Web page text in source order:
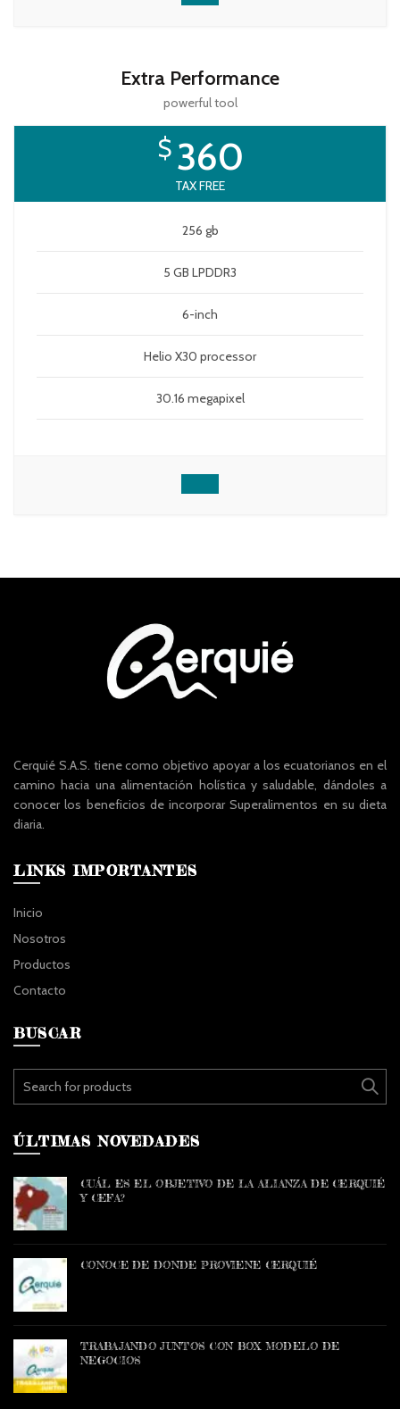
Extra Performance
powerful tool
$ 360
TAX FREE
256 gb
5 GB LPDDR3
6-inch
Helio X30 processor
30.16 megapixel
Cerquié S.A.S. tiene como objetivo apoyar a los ecuatorianos en el
camino hacia una alimentación holística y saludable, dándoles a
conocer los beneficios de incorporar Superalimentos en su dieta
diaria.
LINKS IMPORTANTES
Inicio
Nosotros
Productos
Contacto
BUSCAR
Search for:
ÚLTIMAS NOVEDADES
CUÁL ES EL OBJETIVO DE LA ALIANZA DE CERQUIÉ
Y CEFA?
CONOCE DE DONDE PROVIENE CERQUIÉ
TRABAJANDO JUNTOS CON BOX MODELO DE
NEGOCIOS